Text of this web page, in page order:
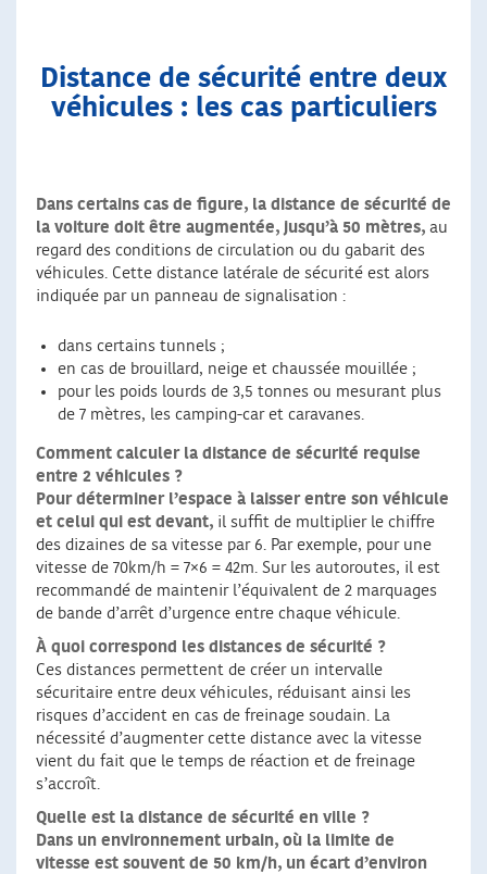
Distance de sécurité entre deux
véhicules : les cas particuliers
Dans certains cas de figure, la distance de sécurité de
la voiture doit être augmentée, jusqu’à 50 mètres, au
regard des conditions de circulation ou du gabarit des
véhicules. Cette distance latérale de sécurité est alors
indiquée par un panneau de signalisation :
dans certains tunnels ;
en cas de brouillard, neige et chaussée mouillée ;
pour les poids lourds de 3,5 tonnes ou mesurant plus
de 7 mètres, les camping-car et caravanes.
Comment calculer la distance de sécurité requise
entre 2 véhicules ?
Pour déterminer l’espace à laisser entre son véhicule
et celui qui est devant, il suffit de multiplier le chiffre
des dizaines de sa vitesse par 6. Par exemple, pour une
vitesse de 70km/h = 7×6 = 42m. Sur les autoroutes, il est
recommandé de maintenir l’équivalent de 2 marquages
de bande d’arrêt d’urgence entre chaque véhicule.
À quoi correspond les distances de sécurité ?
Ces distances permettent de créer un intervalle
sécuritaire entre deux véhicules, réduisant ainsi les
risques d’accident en cas de freinage soudain. La
nécessité d’augmenter cette distance avec la vitesse
vient du fait que le temps de réaction et de freinage
s’accroît.
Quelle est la distance de sécurité en ville ?
Dans un environnement urbain, où la limite de
vitesse est souvent de 50 km/h, un écart d’environ